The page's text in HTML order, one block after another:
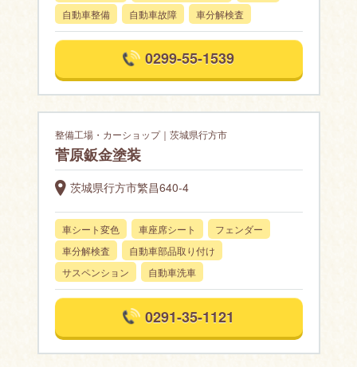
自動車整備
自動車故障 車分解検査
0299-55-1539
整備工場・カーショップ｜茨城県行方市
菅原鈑金塗装
茨城県行方市繁昌640-4
車シート変色 車座席シート
フェンダー
車分解検査
自動車部品取り付け
サスペンション
自動車洗車
0291-35-1121